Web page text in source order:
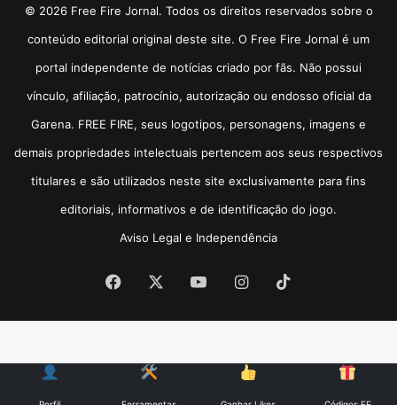
© 2026 Free Fire Jornal. Todos os direitos reservados sobre o
conteúdo editorial original deste site. O Free Fire Jornal é um
portal independente de notícias criado por fãs. Não possui
vínculo, afiliação, patrocínio, autorização ou endosso oficial da
Garena. FREE FIRE, seus logotipos, personagens, imagens e
demais propriedades intelectuais pertencem aos seus respectivos
titulares e são utilizados neste site exclusivamente para fins
editoriais, informativos e de identificação do jogo.
Aviso Legal e Independência
Facebook YouTubeInstagram